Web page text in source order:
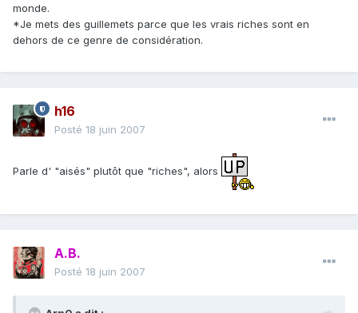
monde.
*Je mets des guillemets parce que les vrais riches sont en
dehors de ce genre de considération.
h16
Posté 18 juin 2007
Parle d' "aisés" plutôt que "riches", alors
A.B.
Posté 18 juin 2007